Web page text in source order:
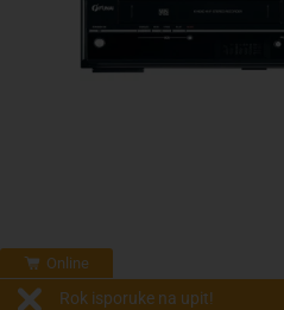
Online
Rok isporuke na upit!